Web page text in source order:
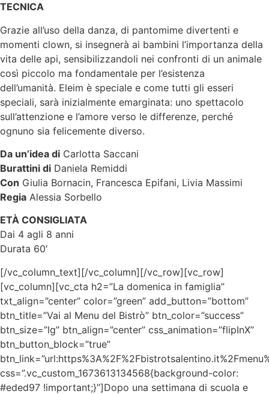
TECNICA
Grazie all’uso della danza, di pantomime divertenti e
momenti clown, si insegnerà ai bambini l’importanza della
vita delle api, sensibilizzandoli nei confronti di un animale
così piccolo ma fondamentale per l’esistenza
dell’umanità. Eleim è speciale e come tutti gli esseri
speciali, sarà inizialmente emarginata: uno spettacolo
sull’attenzione e l’amore verso le differenze, perché
ognuno sia felicemente diverso.
Da un’idea di Carlotta Saccani
Burattini di Daniela Remiddi
Con Giulia Bornacin, Francesca Epifani, Livia Massimi
Regia Alessia Sorbello
ETÀ CONSIGLIATA
Dai 4 agli 8 anni
Durata 60′
[/vc_column_text][/vc_column][/vc_row][vc_row]
[vc_column][vc_cta h2=”La domenica in famiglia”
txt_align=”center” color=”green” add_button=”bottom”
btn_title=”Vai al Menu del Bistrò” btn_color=”success”
btn_size=”lg” btn_align=”center” css_animation=”flipInX”
btn_button_block=”true”
css=”.vc_custom_1673613134568{background-color:
#eded97 !important;}”]Dopo una settimana di scuola e